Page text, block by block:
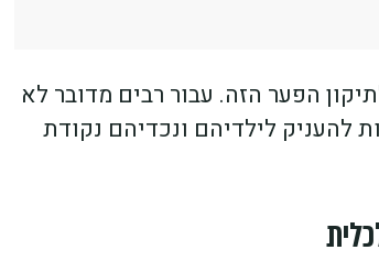
הפער הזה. עבור רבים מדובר לא
להעניק לילדיהם ונכדיהם נקודת